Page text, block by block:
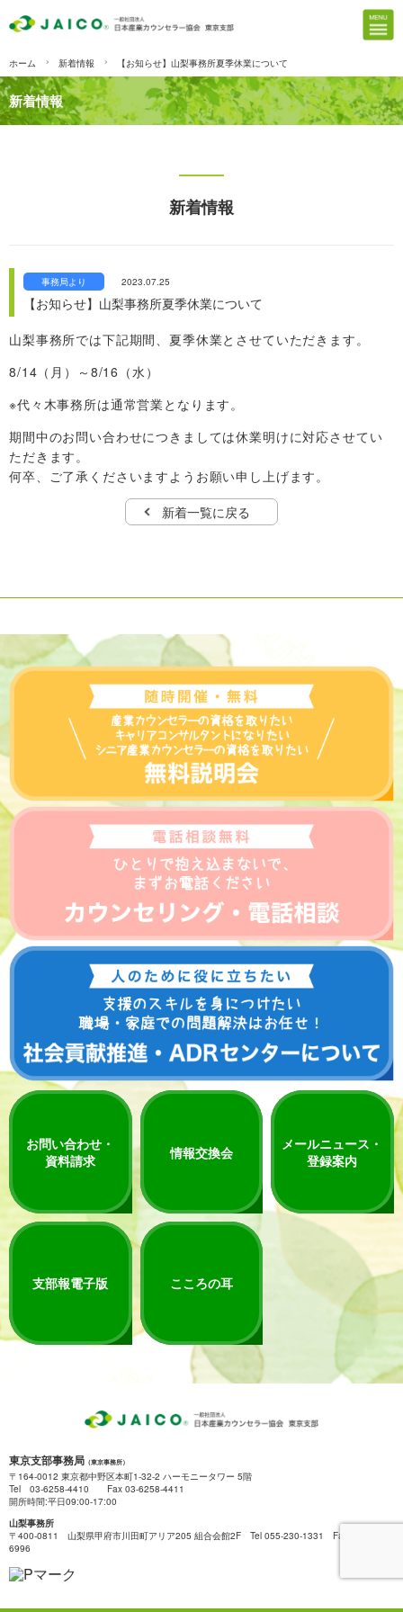
ホーム 新着情報 【お知らせ】山梨事務所夏季休業について
新着情報
新着情報
事務局より 2023.07.25
【お知らせ】山梨事務所夏季休業について
山梨事務所では下記期間、夏季休業とさせていただきます。
8/14（月）～8/16（水）
※代々木事務所は通常営業となります。
期間中のお問い合わせにつきましては休業明けに対応させてい
ただきます。
何卒、ご了承くださいますようお願い申し上げます。
新着一覧に戻る
お問い合わせ・
資料請求
情報交換会
メールニュース・
登録案内
支部報電子版 こころの耳
東京支部事務局 （東京事務所）
〒164-0012 東京都中野区本町1-32-2 ハーモニータワー 5階
Tel 03-6258-4410 Fax 03-6258-4411
開所時間:平日09:00-17:00
山梨事務所
〒400-0811 山梨県甲府市川田町アリア205 組合会館2F Tel 055-230-1331 Fax 055-222-
6996